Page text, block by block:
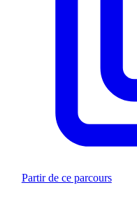
Partir de ce parcours